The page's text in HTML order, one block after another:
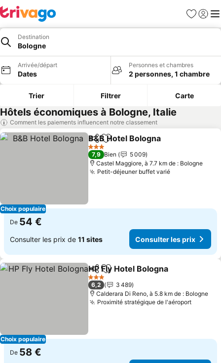
Favoris
Se
Destination
Bologne
Arrivée/départ
Dates
Personnes et chambres
2 personnes, 1 chambre
Trier Filtrer Carte
Hôtels économiques à Bologne, Italie
Comment les paiements influencent notre classement
Choix populaire
PartagerAjouter à mes favoris
B&B Hotel Bologna
3 Étoiles
7,9 Bien
5 009
Castel Maggiore, à 7.7 km de : Bologne
Petit-déjeuner buffet variéConsulter
De 54 €
Consulter les prix de 11 sites Consulter les prix
Choix populaire
PartagerAjouter à mes favoris
HP Fly Hotel Bologna
3 Étoiles
6,2
3 489
Calderara Di Reno, à 5.8 km de : Bologne
Proximité stratégique de l'aéroport
De 58 €